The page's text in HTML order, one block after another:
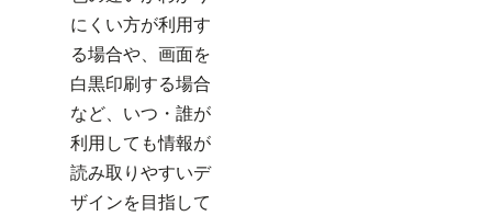
にくい方が利用す
る場合や、画面を
白黒印刷する場合
など、いつ・誰が
利用しても情報が
読み取りやすいデ
ザインを目指して